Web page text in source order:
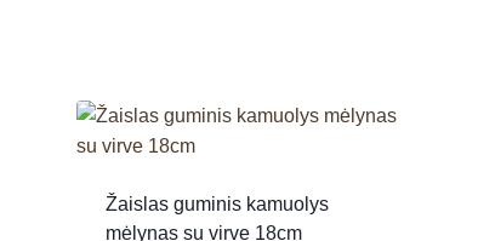
Žaislas guminis kamuolys
mėlynas su virve 18cm